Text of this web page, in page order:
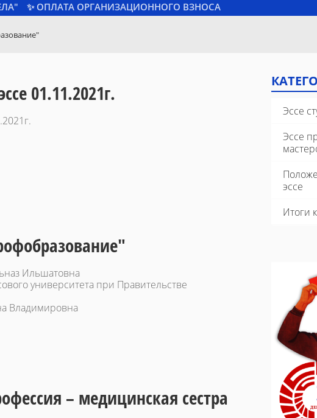
✨ ОПЛАТА ОРГАНИЗАЦИОННОГО ВЗНОСА
01.11.2021г.
Ильшатовна
университета при Правительстве
Владимировна
– медицинская сестра
Эссе
Эссе
эссе
Итоги